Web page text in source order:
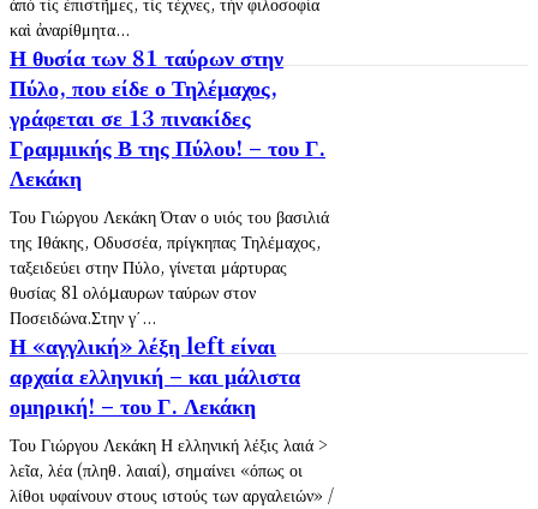
καὶ ἀναρίθμητα...
Η θυσία των 81 ταύρων στην
Πύλο, που είδε ο Τηλέμαχος,
γράφεται σε 13 πινακίδες
Γραμμικής Β της Πύλου! – του Γ.
Λεκάκη
Του Γιώργου Λεκάκη Όταν ο υιός του βασιλιά
της Ιθάκης, Οδυσσέα, πρίγκηπας Τηλέμαχος,
ταξειδεύει στην Πύλο, γίνεται μάρτυρας
θυσίας 81 ολόµαυρων ταύρων στον
Ποσειδώνα.Στην γ΄...
Η «αγγλική» λέξη left είναι
αρχαία ελληνική – και μάλιστα
ομηρική! – του Γ. Λεκάκη
Του Γιώργου Λεκάκη Η ελληνική λέξις λαιά >
λεῖα, λέα (πληθ. λαιαί), σημαίνει «όπως οι
λίθοι υφαίνουν στους ιστούς των αργαλειών» /